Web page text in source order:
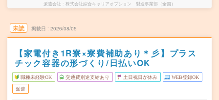
派遣会社 株式会社綜合キャリアオプション 製造事業部（全国）
未読 掲載日 2026/08/05
【家電付き1R寮×寮費補助あり＊彡】プラス
チック容器の形づくり/日払いOK
職種未経験OK 交通費別途支給あり 土日祝日が休み WEB登録OK
派遣